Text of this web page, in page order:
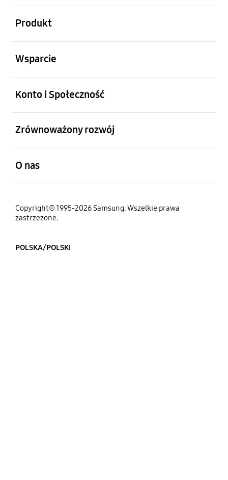
Produkt
Wsparcie
Konto i Społeczność
Zrównoważony rozwój
O nas
Copyright© 1995-2026 Samsung. Wszelkie prawa
zastrzeżone.
POLSKA/POLSKI